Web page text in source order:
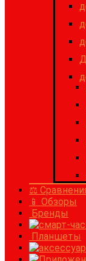
⚖
📱 Обзоры
Бренды
Планшеты